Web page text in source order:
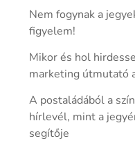
Nem fogynak a
figyelem!
Mikor és hol
marketing útmutató
A postaládából a
hírlevél, mint a
segítője